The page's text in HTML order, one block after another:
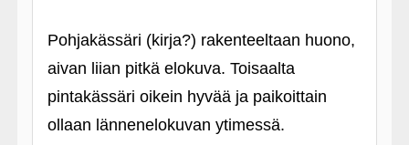
Pohjakässäri (kirja?) rakenteeltaan huono,
aivan liian pitkä elokuva. Toisaalta
pintakässäri oikein hyvää ja paikoittain
ollaan lännenelokuvan ytimessä.